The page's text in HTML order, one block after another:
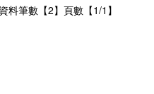
資料筆數【2】頁數【1/1】